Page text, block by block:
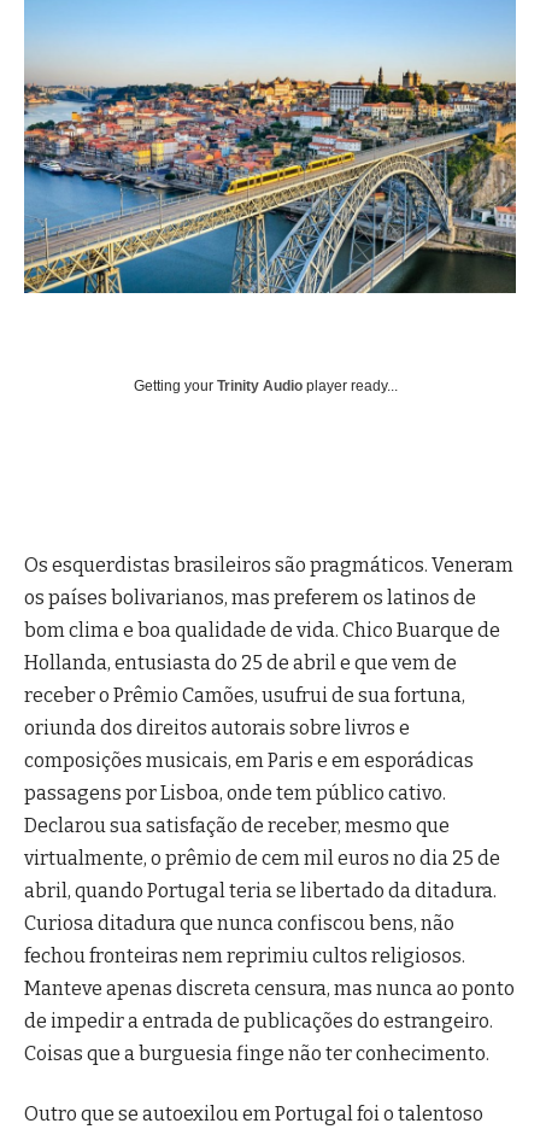
Getting your Trinity Audio player ready...
Os esquerdistas brasileiros são pragmáticos. Veneram
os países bolivarianos, mas preferem os latinos de
bom clima e boa qualidade de vida. Chico Buarque de
Hollanda, entusiasta do 25 de abril e que vem de
receber o Prêmio Camões, usufrui de sua fortuna,
oriunda dos direitos autorais sobre livros e
composições musicais, em Paris e em esporádicas
passagens por Lisboa, onde tem público cativo.
Declarou sua satisfação de receber, mesmo que
virtualmente, o prêmio de cem mil euros no dia 25 de
abril, quando Portugal teria se libertado da ditadura.
Curiosa ditadura que nunca confiscou bens, não
fechou fronteiras nem reprimiu cultos religiosos.
Manteve apenas discreta censura, mas nunca ao ponto
de impedir a entrada de publicações do estrangeiro.
Coisas que a burguesia finge não ter conhecimento.
Outro que se autoexilou em Portugal foi o talentoso